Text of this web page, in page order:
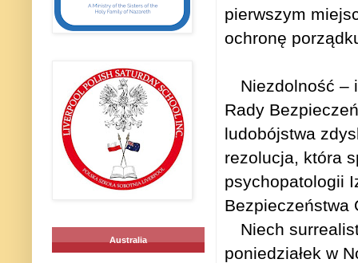
pierwszym
ochronę
Niezdolność –
Rady
ludobójstwa
rezolucja, która
psychopatologii
Bezpieczeństwa
Niech
poniedziałek w
Australia